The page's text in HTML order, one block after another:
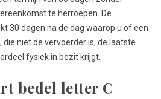
te herroepen. De
30 dagen na de dag waarop u of een
niet de vervoerder is, de laatste
fysiek in bezit krijgt.
bedel letter C